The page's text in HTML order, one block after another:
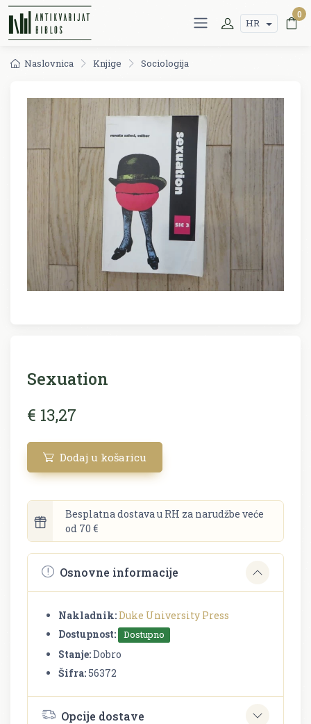
HR
0
Naslovnica Knjige Sociologija
Sexuation
€ 13,27
Dodaj u košaricu
Besplatna dostava u RH za narudžbe veće
od 70 €
Osnovne informacije
Nakladnik:Duke University Press
Dostupnost:
Dostupno
Stanje:Dobro
Šifra:56372
Opcije dostave